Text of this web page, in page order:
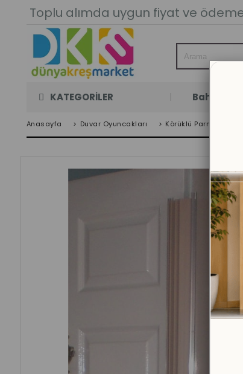
Toplu alımda uygun fiyat ve ödeme
KATEGORİLER Bahçe
Anasayfa > Duvar Oyuncakları > Körüklü Parmak